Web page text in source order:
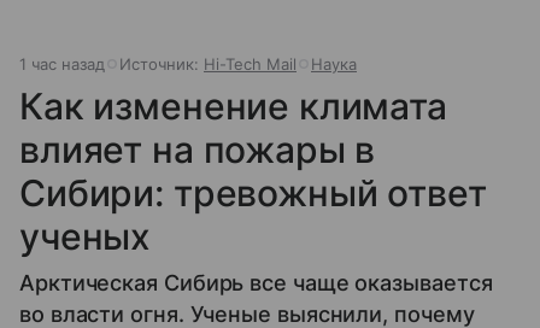
1 час назад Источник: Hi-Tech Mail Наука
Как изменение климата
влияет на пожары в
Сибири: тревожный ответ
ученых
Арктическая Сибирь все чаще оказывается
во власти огня. Ученые выяснили, почему